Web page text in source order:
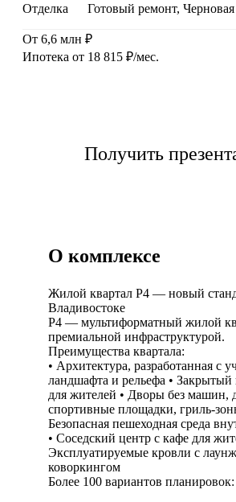
Отделка Готовый ремонт, Черновая
От 6,6 млн ₽
Ипотека от 18 815 ₽/мес.
Получить
О комплексе
Жилой квартал Р4 — новый
Владивостоке
Р4 — мультиформатный жилой
премиальной инфраструктурой.
Преимущества квартала:
• Архитектура, разработанная с
ландшафта и рельефа • Закрытый
для жителей • Дворы без машин,
спортивные площадки, гриль-
Безопасная пешеходная среда
• Соседский центр с кафе для
Эксплуатируемые кровли с
коворкингом
Более 100 вариантов планировок: